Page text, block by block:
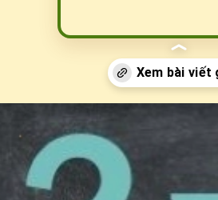
https://erci.edu.vn/cau-